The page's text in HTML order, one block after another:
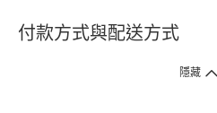
付款方式與配送方式
隱藏